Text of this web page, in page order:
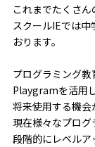
これまでたくさん
スクールIEでは
おります。
プログラミング教
Playgramを活用
将来使用する機会
現在様々なプログ
段階的にレベルア